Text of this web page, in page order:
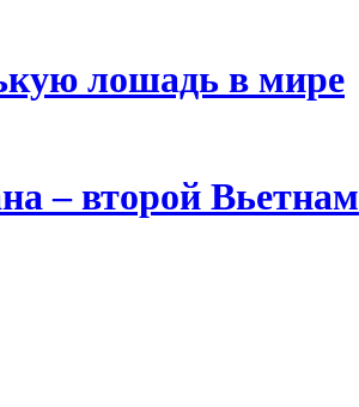
лошадь в мире
– второй Вьетнам